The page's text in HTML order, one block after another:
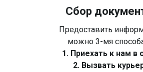
Сбор
Предоставить
можно 3-мя
1. Приехать к нам в
2. Вызвать